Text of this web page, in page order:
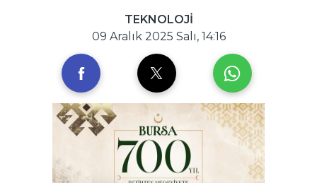
TEKNOLOJİ
09 Aralık 2025 Salı, 14:16